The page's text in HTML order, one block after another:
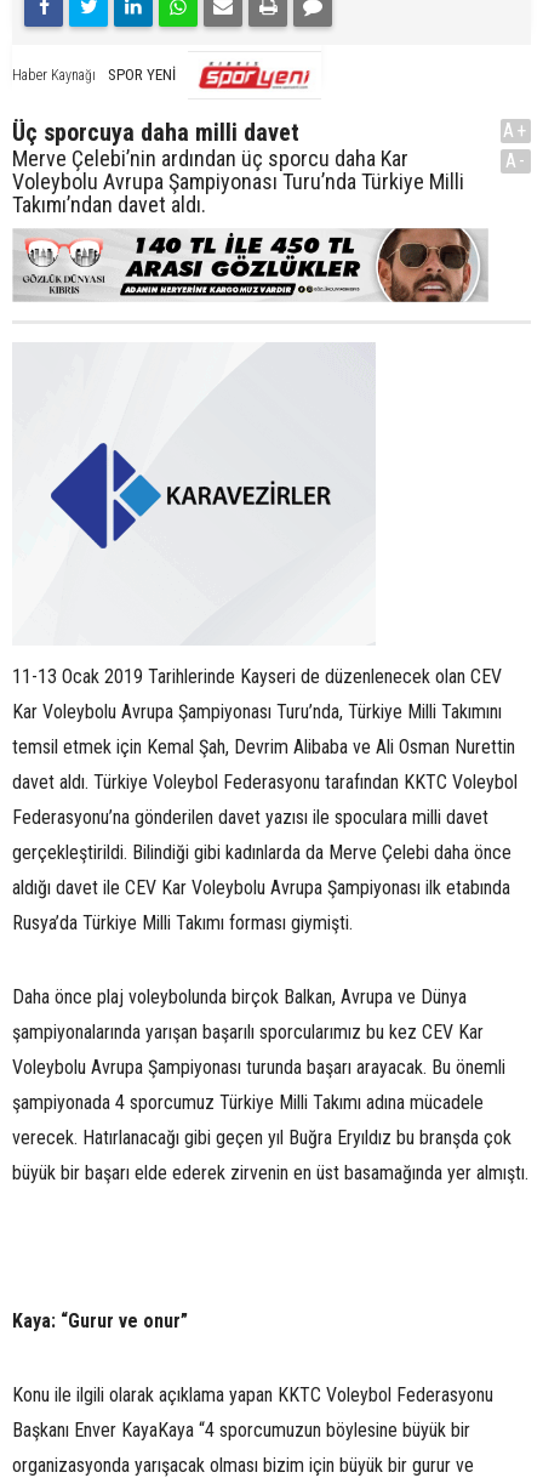
Haber Kaynağı SPOR YENİ
Üç sporcuya daha milli davet
Merve Çelebi’nin ardından üç sporcu daha Kar
Voleybolu Avrupa Şampiyonası Turu’nda Türkiye Milli
Takımı’ndan davet aldı.
A+
A-
11-13 Ocak 2019 Tarihlerinde Kayseri de düzenlenecek olan CEV
Kar Voleybolu Avrupa Şampiyonası Turu’nda, Türkiye Milli Takımını
temsil etmek için Kemal Şah, Devrim Alibaba ve Ali Osman Nurettin
davet aldı. Türkiye Voleybol Federasyonu tarafından KKTC Voleybol
Federasyonu’na gönderilen davet yazısı ile spoculara milli davet
gerçekleştirildi. Bilindiği gibi kadınlarda da Merve Çelebi daha önce
aldığı davet ile CEV Kar Voleybolu Avrupa Şampiyonası ilk etabında
Rusya’da Türkiye Milli Takımı forması giymişti.
Daha önce plaj voleybolunda birçok Balkan, Avrupa ve Dünya
şampiyonalarında yarışan başarılı sporcularımız bu kez CEV Kar
Voleybolu Avrupa Şampiyonası turunda başarı arayacak. Bu önemli
şampiyonada 4 sporcumuz Türkiye Milli Takımı adına mücadele
verecek. Hatırlanacağı gibi geçen yıl Buğra Eryıldız bu branşda çok
büyük bir başarı elde ederek zirvenin en üst basamağında yer almıştı.
Kaya: “Gurur ve onur”
Konu ile ilgili olarak açıklama yapan KKTC Voleybol Federasyonu
Başkanı Enver KayaKaya “4 sporcumuzun böylesine büyük bir
organizasyonda yarışacak olması bizim için büyük bir gurur ve